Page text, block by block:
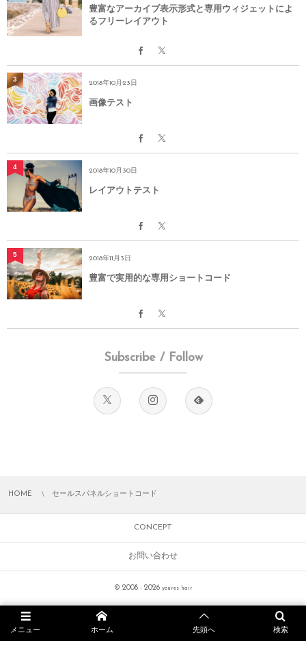
hovertxtcolor='#fff'
hoveroverlaycolor='#1c3526'
bgimg='https://drive.google.com/
url='https://demo.dptheme.net/dp18/archives/3996']
[spanelitem
title='Shortcodes'
titleitalic='1'
caption='豊富で実用的なショートコード'
captionsize='13px'
hovertitle='for DigiPress'
hovercaption='ショートコード一覧をみる'
hovertxtcolor='#fff'
hoveroverlaycolor='#9b122e'
bgimg='https://drive.google.com/
title='メディアスライダー'
titlesize='25px'
txtcolor='#fff'
hovertitle='エフェクトは10種類'
hovercaption='YouTube, Vimeo, MP4対応'
bgimg='https://drive.google.com/
url='https://demo.dptheme.net/dp18/archives/4121']
豊富なアーカイブ表示形式と専用ウィジェットによ
るフリーレイアウト
2018年10月23日
画像テスト
3
2018年10月30日
レイアウトテスト
4
2018年11月3日
豊富で実用的な専用ショートコード
5
Subscribe / Follow
HOME セールスパネルショートコード
CONCEPT
お問い合わせ
© 2008 - 2026 youres hair
メニュー 検索
ホーム 先頭へ